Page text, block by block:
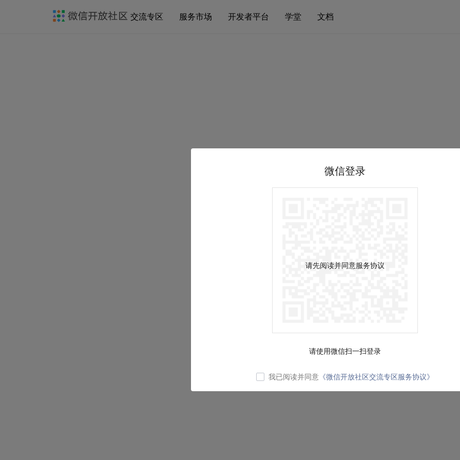
交流专区 服务市场 开发者平台 学堂 文档
微信登录
请先阅读并同意服务协议
请使用微信扫一扫登录
我已阅读并同意 《微信开放社区交流专区服务协议》